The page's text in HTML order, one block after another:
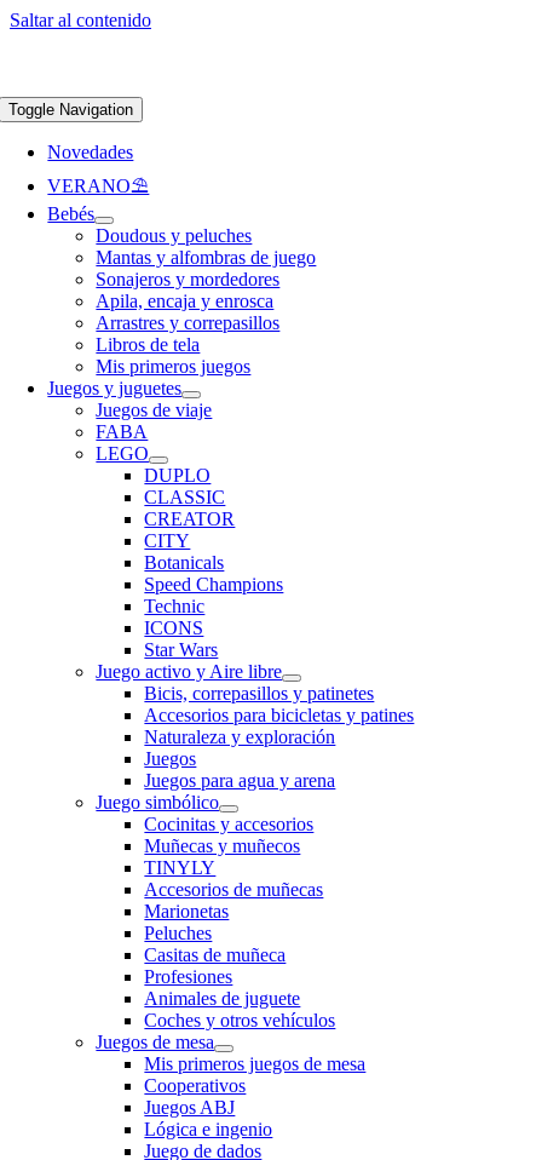
Saltar al contenido
Toggle Navigation
Novedades
VERANO⛱️​
Bebés
Doudous y peluches
Mantas y alfombras de juego
Sonajeros y mordedores
Apila, encaja y enrosca
Arrastres y correpasillos
Libros de tela
Mis primeros juegos
Juegos y juguetes
Juegos de viaje
FABA
LEGO
DUPLO
CLASSIC
CREATOR
CITY
Botanicals
Speed Champions
Technic
ICONS
Star Wars
Juego activo y Aire libre
Bicis, correpasillos y patinetes
Accesorios para bicicletas y patines
Naturaleza y exploración
Juegos
Juegos para agua y arena
Juego simbólico
Cocinitas y accesorios
Muñecas y muñecos
TINYLY
Accesorios de muñecas
Marionetas
Peluches
Casitas de muñeca
Profesiones
Animales de juguete
Coches y otros vehículos
Juegos de mesa
Mis primeros juegos de mesa
Cooperativos
Juegos ABJ
Lógica e ingenio
Juego de dados